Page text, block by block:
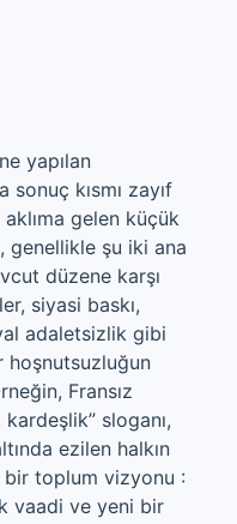
yapılan
kısmı zayıf
gelen küçük
genellikle şu iki ana
düzene karşı
siyasi baskı,
adaletsizlik gibi
hoşnutsuzluğun
Fransız
sloganı,
ezilen halkın
bir toplum vizyonu :
vaadi ve yeni bir